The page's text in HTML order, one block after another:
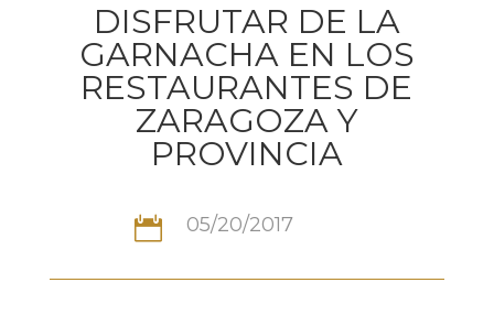
DISFRUTAR DE LA
GARNACHA EN LOS
RESTAURANTES DE
ZARAGOZA Y
PROVINCIA
 05/20/2017